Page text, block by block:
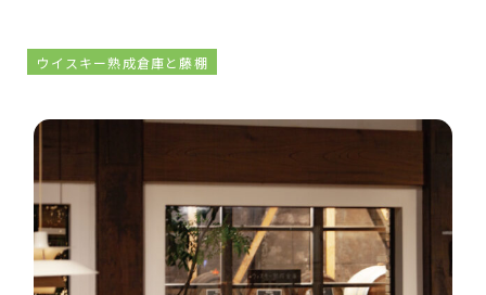
ウイスキー熟成倉庫と藤棚